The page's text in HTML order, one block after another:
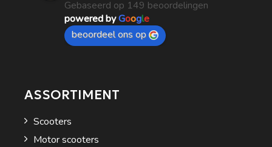
Gebaseerd op 149 beoordelingen
powered byGoogle
beoordeel ons op
ASSORTIMENT
Scooters
Motor scooters